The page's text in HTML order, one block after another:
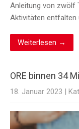
Anleitung von zwölf
Aktivitäten entfalten
Weiterlesen →
ORE binnen 34
18. Januar 2023 |